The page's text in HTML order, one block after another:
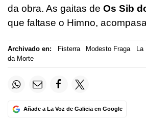
da obra. As gaitas de Os Sib
que faltase o Himno,
Archivado en: Fisterra Modesto Fraga La
da Morte
Añade a La Voz de Galicia en Google